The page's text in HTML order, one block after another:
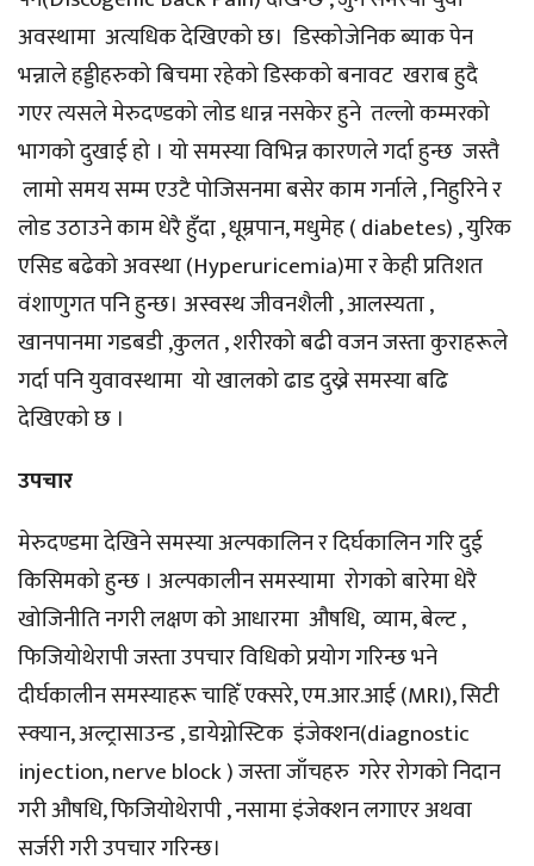
अवस्थामा अत्यधिक देखिएको छ। डिस्कोजेनिक ब्याक पेन
भन्नाले हड्डीहरुको बिचमा रहेको डिस्कको बनावट खराब हुदै
गएर त्यसले मेरुदण्डको लोड धान्न नसकेर हुने तल्लो कम्मरको
भागको दुखाई हो । यो समस्या विभिन्न कारणले गर्दा हुन्छ जस्तै
लामो समय सम्म एउटै पोजिसनमा बसेर काम गर्नाले , निहुरिने र
लोड उठाउने काम धेरै हुँदा , धूम्रपान, मधुमेह ( diabetes) , युरिक
एसिड बढेको अवस्था (Hyperuricemia)मा र केही प्रतिशत
वंशाणुगत पनि हुन्छ। अस्वस्थ जीवनशैली , आलस्यता ,
खानपानमा गडबडी ,कुलत , शरीरको बढी वजन जस्ता कुराहरूले
गर्दा पनि युवावस्थामा यो खालको ढाड दुख्ने समस्या बढि
देखिएको छ ।
उपचार
मेरुदण्डमा देखिने समस्या अल्पकालिन र दिर्घकालिन गरि दुई
किसिमको हुन्छ । अल्पकालीन समस्यामा रोगको बारेमा धेरै
खोजिनीति नगरी लक्षण को आधारमा औषधि, व्याम, बेल्ट ,
फिजियोथेरापी जस्ता उपचार विधिको प्रयोग गरिन्छ भने
दीर्घकालीन समस्याहरू चाहिँ एक्सरे, एम.आर.आई (MRI), सिटी
स्क्यान, अल्ट्रासाउन्ड , डायेग्नोस्टिक इंजेक्शन(diagnostic
injection, nerve block ) जस्ता जाँचहरु गरेर रोगको निदान
गरी औषधि, फिजियोथेरापी , नसामा इंजेक्शन लगाएर अथवा
सर्जरी गरी उपचार गरिन्छ।